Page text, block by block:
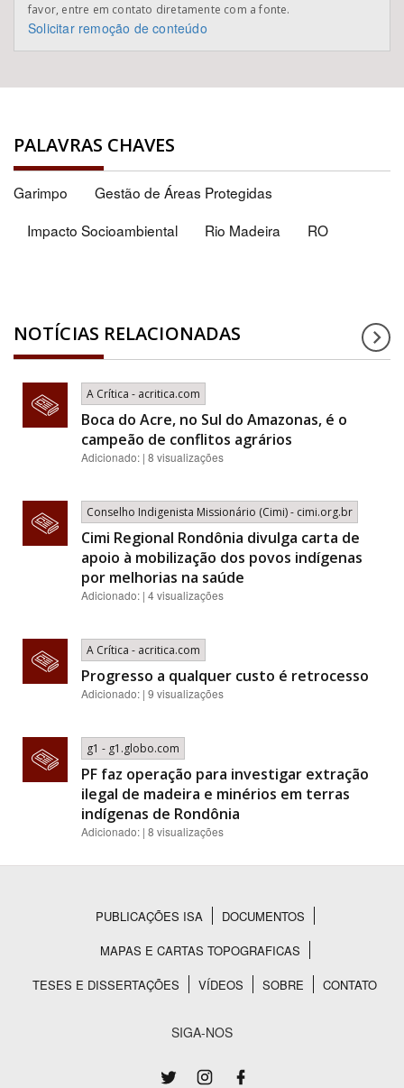
favor, entre em contato diretamente com a fonte.
Solicitar remoção de conteúdo
PALAVRAS CHAVES
Garimpo
Gestão de Áreas Protegidas
Impacto Socioambiental
Rio Madeira RO
NOTÍCIAS RELACIONADAS
A Crítica - acritica.com
Boca do Acre, no Sul do Amazonas, é o
campeão de conflitos agrários
Adicionado: | 8 visualizações
Conselho Indigenista Missionário (Cimi) - cimi.org.br
Cimi Regional Rondônia divulga carta de
apoio à mobilização dos povos indígenas
por melhorias na saúde
Adicionado: | 4 visualizações
A Crítica - acritica.com
Progresso a qualquer custo é retrocesso
Adicionado: | 9 visualizações
g1 - g1.globo.com
PF faz operação para investigar extração
ilegal de madeira e minérios em terras
indígenas de Rondônia
Adicionado: | 8 visualizações
Rodapé
PUBLICAÇÕES ISA
DOCUMENTOS
MAPAS E CARTAS TOPOGRAFICAS
TESES E DISSERTAÇÕES
VÍDEOS SOBRE CONTATO
SIGA-NOS